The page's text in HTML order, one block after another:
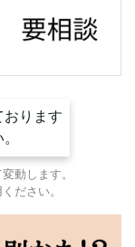
おります
動します。
ださい。